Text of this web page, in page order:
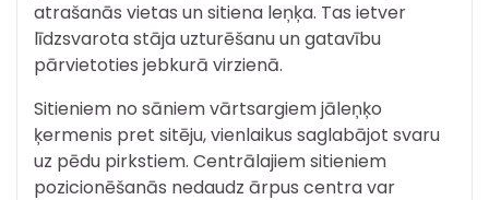
atrašanās vietas un sitiena leņķa. Tas ietver
līdzsvarota stāja uzturēšanu un gatavību
pārvietoties jebkurā virzienā.
Sitieniem no sāniem vārtsargiem jāleņķo
ķermenis pret sitēju, vienlaikus saglabājot svaru
uz pēdu pirkstiem. Centrālajiem sitieniem
pozicionēšanās nedaudz ārpus centra var